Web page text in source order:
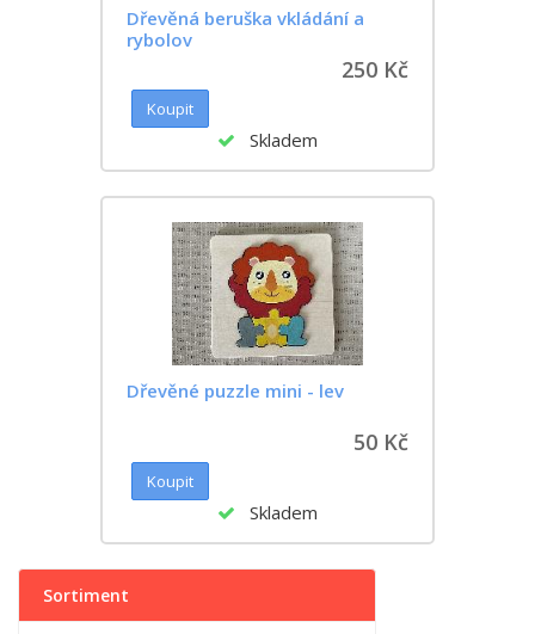
Dřevěná beruška vkládání a
rybolov
250 Kč
Skladem
Dřevěné puzzle mini - lev
50 Kč
Skladem
Sortiment